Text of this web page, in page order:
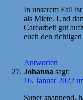
In unserem Fall
als Miete. Und
Carearbeit gut
euch den
Antworten
Johanna sagt:
16. Januar 2022
Super spannend,